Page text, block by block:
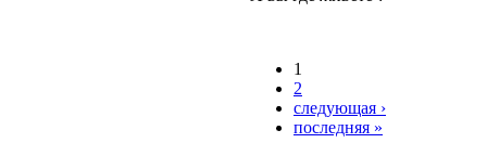
1
2
следующая ›
последняя »